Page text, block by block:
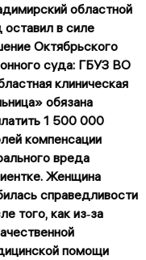
областной
оставил в силе
Октябрьского
суда: ГБУЗ ВО
клиническая
обязана
1 500 000
компенсации
вреда
Женщина
справедливости
того, как из‑за
помощи